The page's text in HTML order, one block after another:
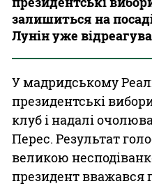
залишиться на
Лунін уже
У мадридському
президентські
клуб і надалі
Перес. Результат
великою
президент